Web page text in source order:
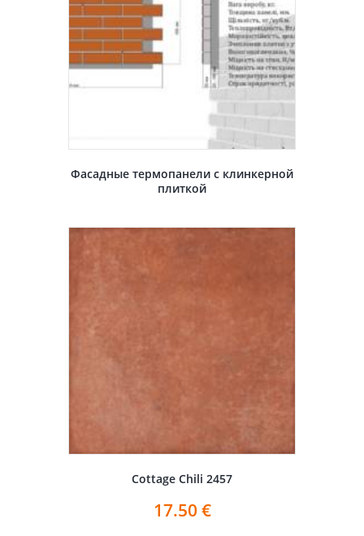
Фасадные термопанели с клинкерной
плиткой
Cottage Chili 2457
17.50 €